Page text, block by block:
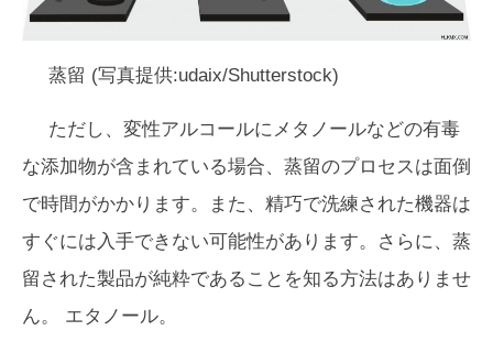
蒸留 (写真提供:udaix/Shutterstock)
ただし、変性アルコールにメタノールなどの有毒
な添加物が含まれている場合、蒸留のプロセスは面倒
で時間がかかります。また、精巧で洗練された機器は
すぐには入手できない可能性があります。さらに、蒸
留された製品が純粋であることを知る方法はありませ
ん。 エタノール。